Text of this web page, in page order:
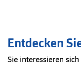
Entdecken
Sie interessieren